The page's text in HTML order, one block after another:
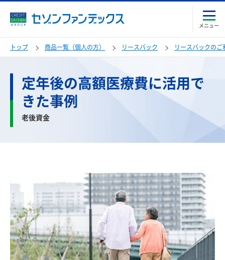
メニュー
トップ 商品一覧（個人の方） リースバック リースバックの
定年後の高額医療費に活用で
きた事例
老後資金